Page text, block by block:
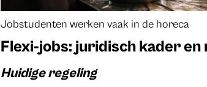
Jobstudenten werken vaak in de horeca
Flexi-jobs: juridisch kader
Huidige regeling